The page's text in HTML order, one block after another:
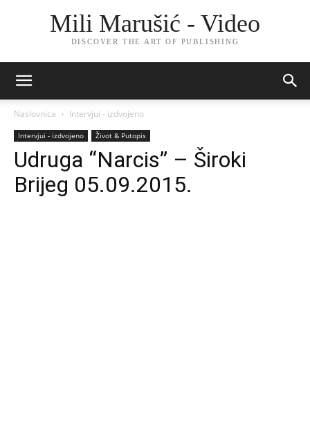
Mili Marušić - Video
DISCOVER THE ART OF PUBLISHING
Naslovnica Intervjui - izdvojeno
Intervjui - izdvojeno Život & Putopis
Udruga “Narcis” – Široki
Brijeg 05.09.2015.